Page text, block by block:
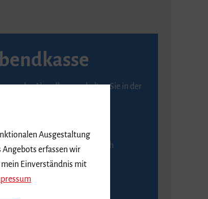
an der Abendkasse erhalten Sie in der
Abendkasse ist ausschließlich
möglich.
Ausgestaltung
erfassen wir
Einverständnis mit